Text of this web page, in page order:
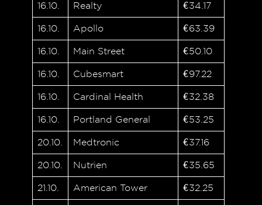
16.10. Realty €34.17
16.10. Apollo €63.39
16.10. Main Street €50.10
16.10. Cubesmart €97.22
16.10. Cardinal Health €32.38
16.10. Portland General €53.25
20.10. Medtronic €37.16
20.10. Nutrien €35.65
21.10. American Tower €32.25